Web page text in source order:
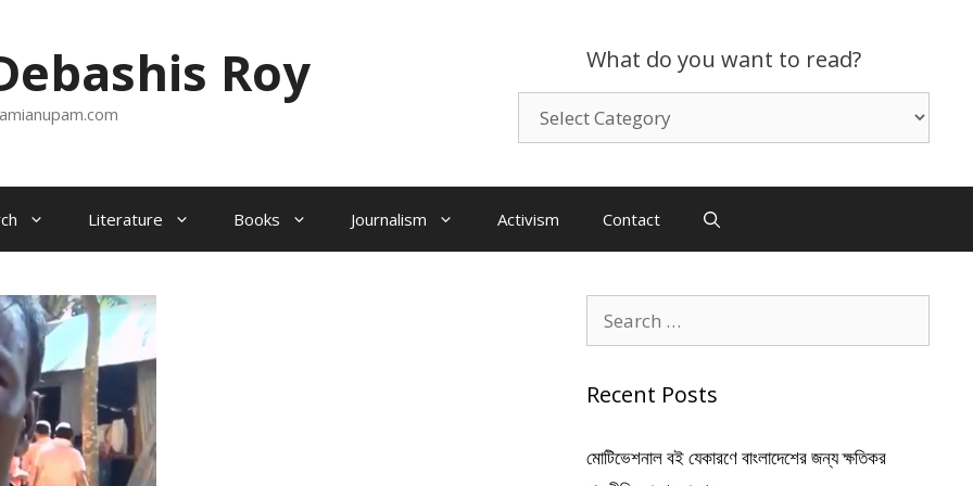
What do you want to read?
want
to
Roy
Literature Books Journalism Activism Contact
for:
Recent Posts
মোটিভেশনাল বই যেকারণে বাংলাদেশের জন্য ক্ষতিকর